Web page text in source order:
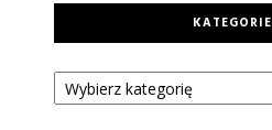
KATEGORIE
Kategorie